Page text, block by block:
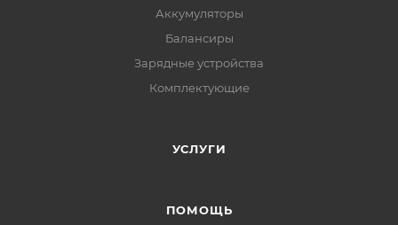
Аккумуляторы
Балансиры
Зарядные устройства
Комплектующие
УСЛУГИ
ПОМОЩЬ